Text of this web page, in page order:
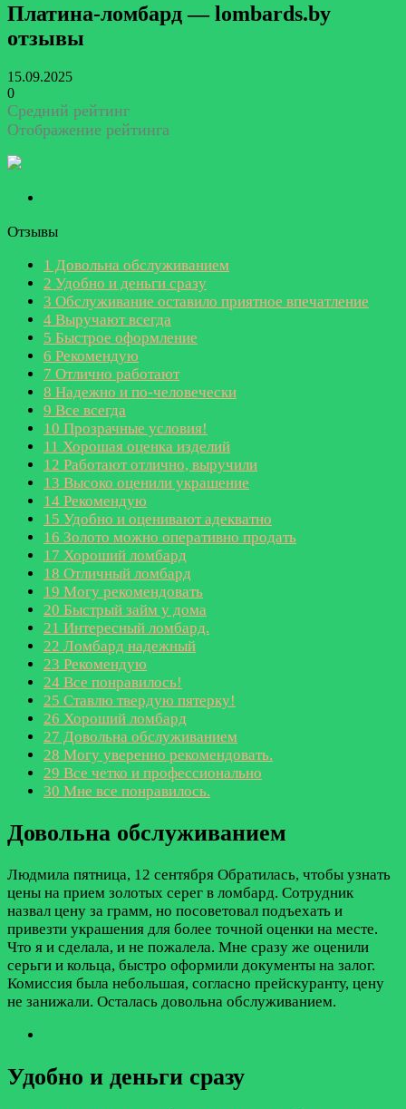
Платина-ломбард — lombards.by
отзывы
15.09.2025
0
Средний рейтинг
Отображение рейтинга
Отзывы
1 Довольна обслуживанием
2 Удобно и деньги сразу
3 Обслуживание оставило приятное впечатление
4 Выручают всегда
5 Быстрое оформление
6 Рекомендую
7 Отлично работают
8 Надежно и по-человечески
9 Все всегда
10 Прозрачные условия!
11 Хорошая оценка изделий
12 Работают отлично, выручили
13 Высоко оценили украшение
14 Рекомендую
15 Удобно и оценивают адекватно
16 Золото можно оперативно продать
17 Хороший ломбард
18 Отличный ломбард
19 Могу рекомендовать
20 Быстрый займ у дома
21 Интересный ломбард.
22 Ломбард надежный
23 Рекомендую
24 Все понравилось!
25 Ставлю твердую пятерку!
26 Хороший ломбард
27 Довольна обслуживанием
28 Могу уверенно рекомендовать.
29 Все четко и профессионально
30 Мне все понравилось.
Довольна обслуживанием
Людмила пятница, 12 сентября Обратилась, чтобы узнать
цены на прием золотых серег в ломбард. Сотрудник
назвал цену за грамм, но посоветовал подъехать и
привезти украшения для более точной оценки на месте.
Что я и сделала, и не пожалела. Мне сразу же оценили
серьги и кольца, быстро оформили документы на залог.
Комиссия была небольшая, согласно прейскуранту, цену
не занижали. Осталась довольна обслуживанием.
Удобно и деньги сразу